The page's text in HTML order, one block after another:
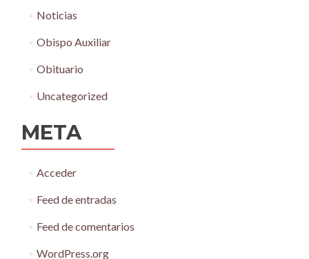
Noticias
Obispo Auxiliar
Obituario
Uncategorized
META
Acceder
Feed de entradas
Feed de comentarios
WordPress.org